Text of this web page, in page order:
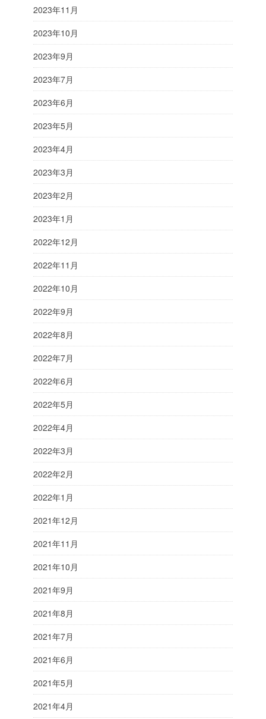
2023年11月
2023年10月
2023年9月
2023年7月
2023年6月
2023年5月
2023年4月
2023年3月
2023年2月
2023年1月
2022年12月
2022年11月
2022年10月
2022年9月
2022年8月
2022年7月
2022年6月
2022年5月
2022年4月
2022年3月
2022年2月
2022年1月
2021年12月
2021年11月
2021年10月
2021年9月
2021年8月
2021年7月
2021年6月
2021年5月
2021年4月